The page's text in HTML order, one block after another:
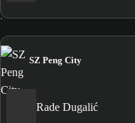
SZ Peng City
Rade Dugalić